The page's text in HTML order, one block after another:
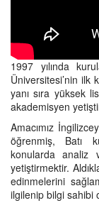
1997 yılında
Üniversitesi’nin ilk
yanı sıra yüksek
akademisyen
Amacımız
öğrenmiş, Batı
konularda analiz
yetiştirmektir.
edinmelerini
ilgilenip bilgi sahibi